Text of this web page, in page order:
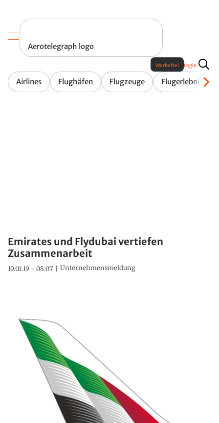
Aerotelegraph logo
Airlines Flughäfen Flugzeuge Flugerlebnis
Werbefrei Login
Emirates und Flydubai vertiefen
Zusammenarbeit
19.01.19 - 08:07 Unternehmensmeldung